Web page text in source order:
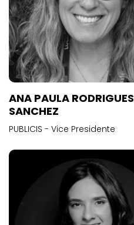
ANA PAULA RODRIGUES
SANCHEZ
PUBLICIS - Vice Presidente